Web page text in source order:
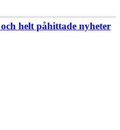
helt påhittade nyheter